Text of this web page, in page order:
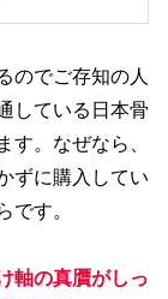
のでご存知の人
している日本骨
す。なぜなら、
ずに購入してい
です。
軸の真贋がしっ